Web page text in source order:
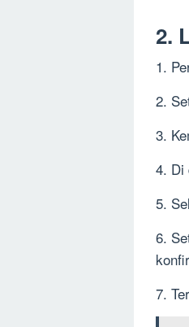
2.
1.
2.
3.
4. Di
5.
6.
7.